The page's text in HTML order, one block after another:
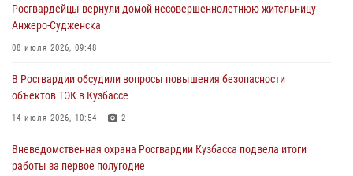
С 1 сентября 2026 года вступает в силу новый федеральный закон о
частной охранной деятельности
06 августа 2026, 10:19
Росгвардейцы задержали предполагаемого виновника причинения
ножевого ранения кемеровчанину
06 августа 2026, 09:18
Росгвардейцы задержали мужчину, повредившего имущество
горожанки
Росгвардейцы вернули домой несовершеннолетнюю жительницу
Анжеро-Судженска
08 июля 2026, 09:48
В Росгвардии обсудили вопросы повышения безопасности
объектов ТЭК в Кузбассе
14 июля 2026, 10:54 2
Вневедомственная охрана Росгвардии Кузбасса подвела итоги
работы за первое полугодие